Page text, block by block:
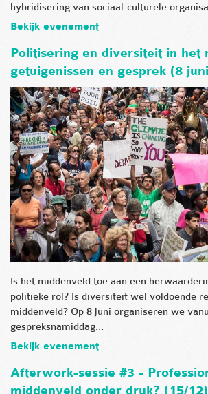
hybridisering van sociaal-culturele
Bekijk evenement
Politisering en diversiteit in het
getuigenissen en gesprek (8
Is het middenveld toe aan een
politieke rol? Is diversiteit wel voldoende
middenveld? Op 8 juni organiseren we
gespreksnamiddag…
Bekijk evenement
Afterwork-sessie #3 -
middenveld onder druk? (15/12)